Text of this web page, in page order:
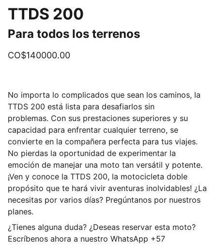
TTDS 200
Para todos los terrenos
CO$140000.00
No importa lo complicados que sean los caminos, la
TTDS 200 está lista para desafiarlos sin
problemas. Con sus prestaciones superiores y su
capacidad para enfrentar cualquier terreno, se
convierte en la compañera perfecta para tus viajes.
No pierdas la oportunidad de experimentar la
emoción de manejar una moto tan versátil y potente.
¡Ven y conoce la TTDS 200, la motocicleta doble
propósito que te hará vivir aventuras inolvidables! ¿La
necesitas por varios días? Pregúntanos por nuestros
planes.
¿Tienes alguna duda? ¿Deseas reservar esta moto?
Escríbenos ahora a nuestro WhatsApp +57